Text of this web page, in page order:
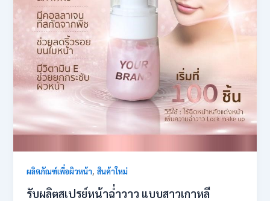
ผลิตภัณฑ์เพื่อผิวหน้า,สินค้าใหม่
รับผลิตสเปรย์หน้าฉ่ำวาว แบบสาวเกาหลี